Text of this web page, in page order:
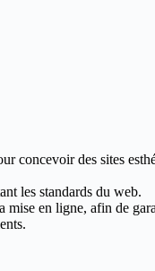
concevoir des sites
les standards du web.
mise en ligne, afin de